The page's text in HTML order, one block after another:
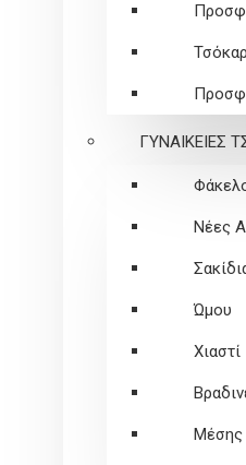
ΓΥΝΑΙΚΕΙEΣ
Νέες
Ώμου
Χιαστί
Μέσης